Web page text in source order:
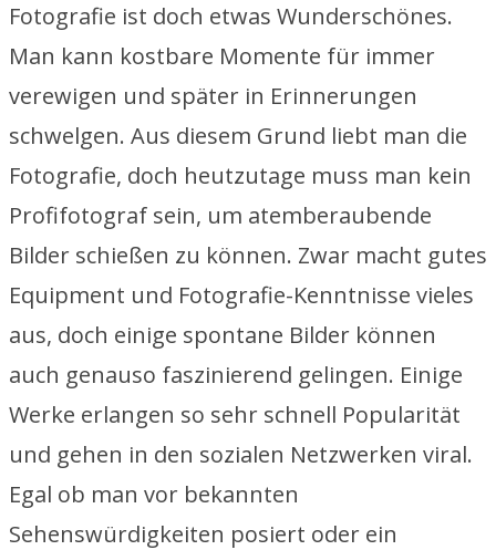
Fotografie ist doch etwas Wunderschönes.
Man kann kostbare Momente für immer
verewigen und später in Erinnerungen
schwelgen. Aus diesem Grund liebt man die
Fotografie, doch heutzutage muss man kein
Profifotograf sein, um atemberaubende
Bilder schießen zu können. Zwar macht gutes
Equipment und Fotografie-Kenntnisse vieles
aus, doch einige spontane Bilder können
auch genauso faszinierend gelingen. Einige
Werke erlangen so sehr schnell Popularität
und gehen in den sozialen Netzwerken viral.
Egal ob man vor bekannten
Sehenswürdigkeiten posiert oder ein